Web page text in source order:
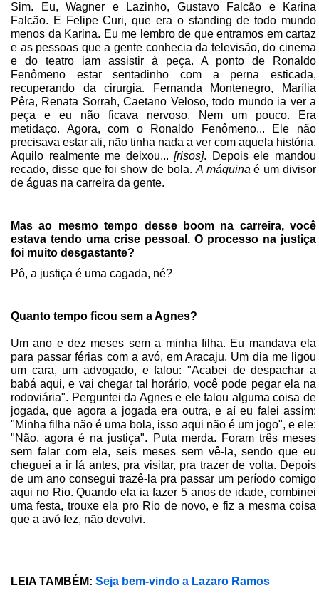
Sim. Eu, Wagner e Lazinho, Gustavo Falcão e Karina
Falcão. E Felipe Curi, que era o standing de todo mundo
menos da Karina. Eu me lembro de que entramos em cartaz
e as pessoas que a gente conhecia da televisão, do cinema
e do teatro iam assistir à peça. A ponto de Ronaldo
Fenômeno estar sentadinho com a perna esticada,
recuperando da cirurgia. Fernanda Montenegro, Marília
Pêra, Renata Sorrah, Caetano Veloso, todo mundo ia ver a
peça e eu não ficava nervoso. Nem um pouco. Era
metidaço. Agora, com o Ronaldo Fenômeno... Ele não
precisava estar ali, não tinha nada a ver com aquela história.
Aquilo realmente me deixou...[risos]. Depois ele mandou
recado, disse que foi show de bola. A máquinaé um divisor
de águas na carreira da gente.
Mas ao mesmo tempo desse boom na carreira, você
estava tendo uma crise pessoal. O processo na justiça
foi muito desgastante?
Pô, a justiça é uma cagada, né?
Quanto tempo ficou sem a Agnes?
Um ano e dez meses sem a minha filha. Eu mandava ela
para passar férias com a avó, em Aracaju. Um dia me ligou
um cara, um advogado, e falou: "Acabei de despachar a
babá aqui, e vai chegar tal horário, você pode pegar ela na
rodoviária". Perguntei da Agnes e ele falou alguma coisa de
jogada, que agora a jogada era outra, e aí eu falei assim:
"Minha filha não é uma bola, isso aqui não é um jogo", e ele:
"Não, agora é na justiça". Puta merda. Foram três meses
sem falar com ela, seis meses sem vê-la, sendo que eu
cheguei a ir lá antes, pra visitar, pra trazer de volta. Depois
de um ano consegui trazê-la pra passar um período comigo
aqui no Rio. Quando ela ia fazer 5 anos de idade, combinei
uma festa, trouxe ela pro Rio de novo, e fiz a mesma coisa
que a avó fez, não devolvi.
LEIA TAMBÉM: Seja bem-vindo a Lazaro Ramos